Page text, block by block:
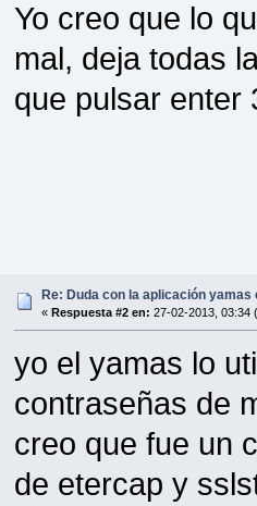
Yo creo que lo
mal, deja todas
que pulsar enter
Re: Duda con la aplicación yamas
« Respuesta #2 en: 27-02-2013, 03:34
yo el yamas lo
contraseñas de
creo que fue un
de etercap y